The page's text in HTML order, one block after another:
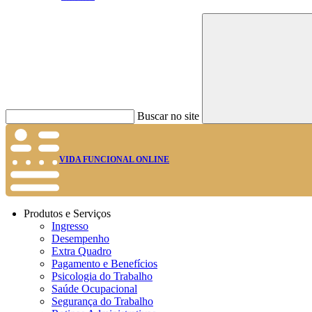
Buscar no site
VIDA FUNCIONAL ONLINE
Produtos e Serviços
Ingresso
Desempenho
Extra Quadro
Pagamento e Benefícios
Psicologia do Trabalho
Saúde Ocupacional
Segurança do Trabalho